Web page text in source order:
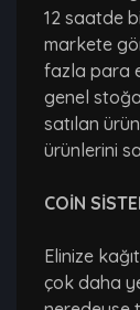
12 saatde
markete
fazla para
genel
satılan
ürünlerini
COİN
Elinize
çok daha